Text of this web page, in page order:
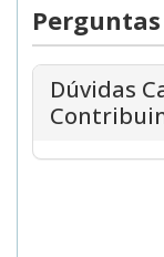
Dúvidas